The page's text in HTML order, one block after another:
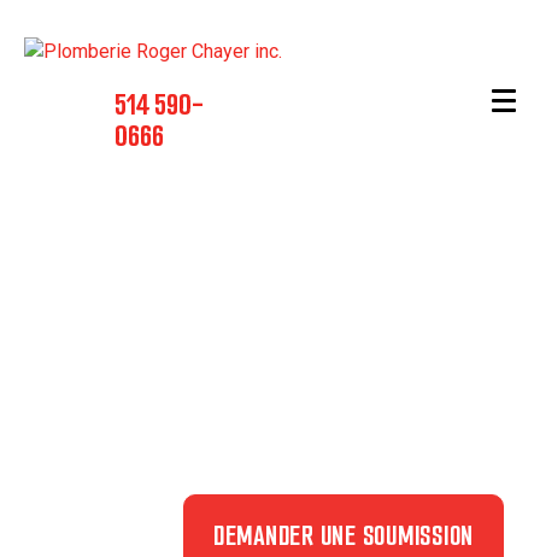
514 590-
0666
DEMANDER UNE SOUMISSION